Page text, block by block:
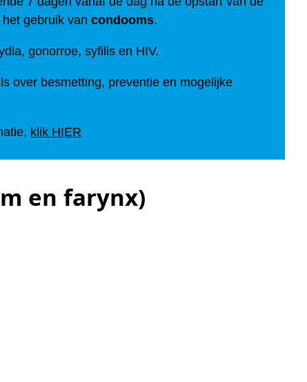
gebruik van condooms.
gonorroe, syfilis en HIV.
over besmetting, preventie en mogelijke
klik HIER
en farynx)